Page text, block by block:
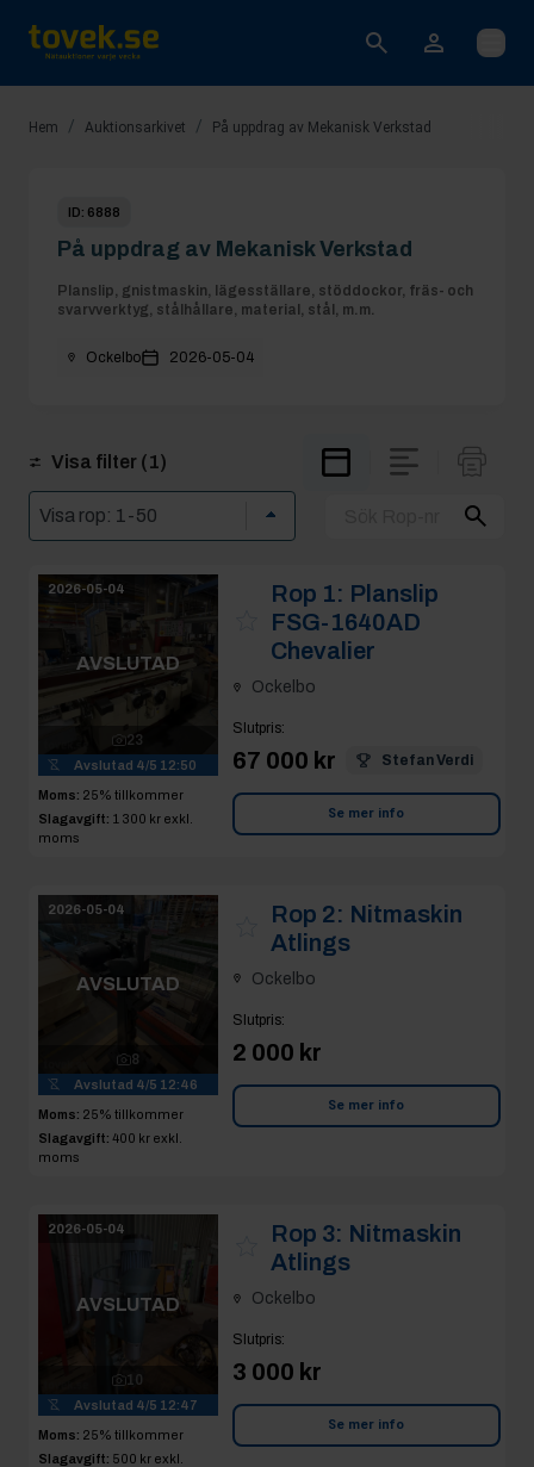
Öppna
Hem / Auktionsarkivet / På uppdrag av Mekanisk Verkstad
ID: 6888
På uppdrag av Mekanisk Verkstad
Planslip, gnistmaskin, lägesställare, stöddockor, fräs- och
svarvverktyg, stålhållare, material, stål, m.m.
Ockelbo 2026-05-04
Visa filter (1)
2026-05-04
AVSLUTAD
23
Avslutad 4/5 12:50
Moms: 25% tillkommer
Slagavgift: 1 300 kr exkl.
moms
Rop 1: Planslip
FSG-1640AD
Chevalier
Ockelbo
Slutpris:
67 000 kr Stefan Verdi
Se mer info
2026-05-04
AVSLUTAD
8
Avslutad 4/5 12:46
Moms: 25% tillkommer
Slagavgift: 400 kr exkl.
moms
Rop 2: Nitmaskin
Atlings
Ockelbo
Slutpris:
2 000 kr
Se mer info
2026-05-04
AVSLUTAD
10
Avslutad 4/5 12:47
Moms: 25% tillkommer
Slagavgift: 500 kr exkl.
Rop 3: Nitmaskin
Atlings
Ockelbo
Slutpris:
3 000 kr
Se mer info